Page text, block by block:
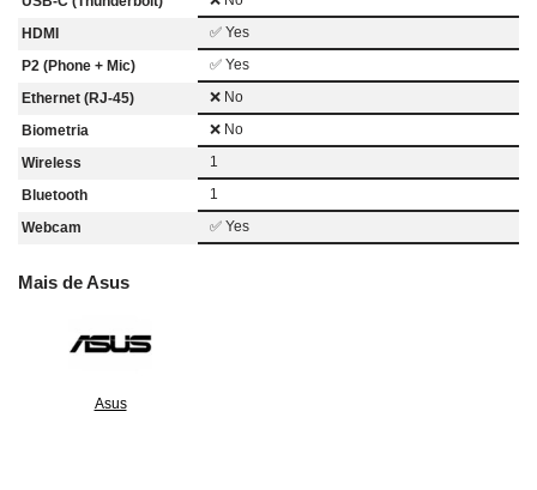
HDMI
✅ Yes
P2 (Phone + Mic)
✅ Yes
Ethernet (RJ-45)
❌ No
Biometria
❌ No
Wireless
1
Bluetooth
1
Webcam
✅ Yes
Mais de Asus
Asus